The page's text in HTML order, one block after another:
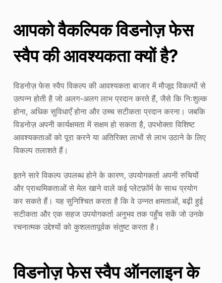
आपको वैकल्पिक विडनोज़ फेस
स्वैप की आवश्यकता क्यों है?
विडनोज़ फेस स्वैप विकल्प की आवश्यकता बाजार में मौजूद विकल्पों से
उत्पन्न होती है जो अलग-अलग लाभ प्रदान करते हैं, जैसे कि निःशुल्क
होना, अधिक सुविधाएँ होना और उच्च सटीकता प्रदान करना। जबकि
विडनोज़ अपनी कार्यक्षमता में सक्षम हो सकता है, उपभोक्ता विशिष्ट
आवश्यकताओं को पूरा करने या अतिरिक्त लाभों से लाभ उठाने के लिए
विकल्प तलाशते हैं।
इतने सारे विकल्प उपलब्ध होने के कारण, उपयोगकर्ता अपनी रुचियों
और प्राथमिकताओं से मेल खाने वाले कई प्लेटफ़ॉर्म के साथ प्रयोग
कर सकते हैं। यह सुनिश्चित करता है कि वे उन्नत क्षमताओं, बढ़ी हुई
सटीकता और एक सहज उपयोगकर्ता अनुभव तक पहुँच सकें जो उनके
रचनात्मक उद्देश्यों को कुशलतापूर्वक संतुष्ट करता है।
विडनोज़ फेस स्वैप ऑनलाइन के